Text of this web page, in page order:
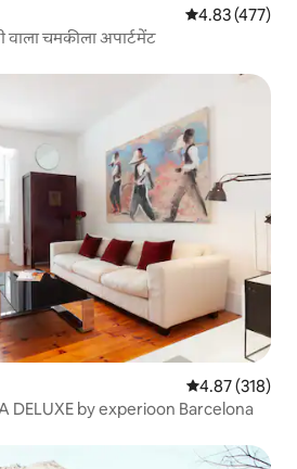
औसत रेटिंग 5 में से
4.83 (477)
चमकीला अपार्टमेंट
औसत रेटिंग 5 में से
4.87 (318)
DELUXE by experioon Barcelona